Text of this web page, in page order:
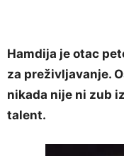
Hamdija je otac
za preživljavanje.
nikada nije ni zub
talent.